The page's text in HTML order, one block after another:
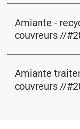
Amiante -
couvreurs //
Amiante
couvreurs //